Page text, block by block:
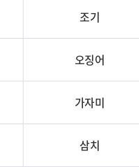
조기
오징어
가자미
삼치